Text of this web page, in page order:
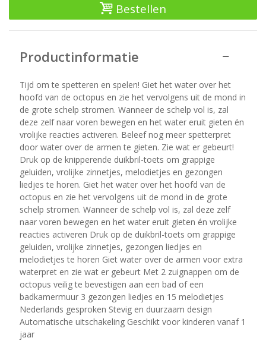
Bestellen
Productinformatie
Tijd om te spetteren en spelen! Giet het water over het
hoofd van de octopus en zie het vervolgens uit de mond in
de grote schelp stromen. Wanneer de schelp vol is, zal
deze zelf naar voren bewegen en het water eruit gieten én
vrolijke reacties activeren. Beleef nog meer spetterpret
door water over de armen te gieten. Zie wat er gebeurt!
Druk op de knipperende duikbril-toets om grappige
geluiden, vrolijke zinnetjes, melodietjes en gezongen
liedjes te horen. Giet het water over het hoofd van de
octopus en zie het vervolgens uit de mond in de grote
schelp stromen. Wanneer de schelp vol is, zal deze zelf
naar voren bewegen en het water eruit gieten én vrolijke
reacties activeren Druk op de duikbril-toets om grappige
geluiden, vrolijke zinnetjes, gezongen liedjes en
melodietjes te horen Giet water over de armen voor extra
waterpret en zie wat er gebeurt Met 2 zuignappen om de
octopus veilig te bevestigen aan een bad of een
badkamermuur 3 gezongen liedjes en 15 melodietjes
Nederlands gesproken Stevig en duurzaam design
Automatische uitschakeling Geschikt voor kinderen vanaf 1
jaar